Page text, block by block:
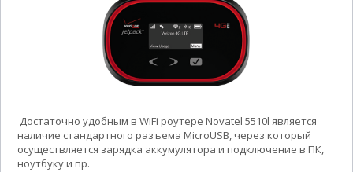
Достаточно удобным в WiFi роутере Novatel 5510l является
наличие стандартного разъема MicroUSB, через который
осуществляется зарядка аккумулятора и подключение в ПК,
ноутбуку и пр.